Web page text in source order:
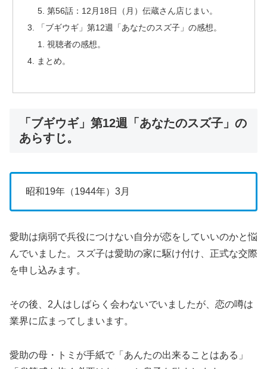
第56話：12月18日（月）伝蔵さん店じまい。
「ブギウギ」第12週「あなたのスズ子」の感想。
視聴者の感想。
まとめ。
「ブギウギ」第12週「あなたのスズ子」の
あらすじ。
昭和19年（1944年）3月
愛助は病弱で兵役につけない自分が恋をしていいのかと悩
んでいました。スズ子は愛助の家に駆け付け、正式な交際
を申し込みます。
その後、2人はしばらく会わないでいましたが、恋の噂は
業界に広まってしまいます。
愛助の母・トミが手紙で「あんたの出来ることはある」